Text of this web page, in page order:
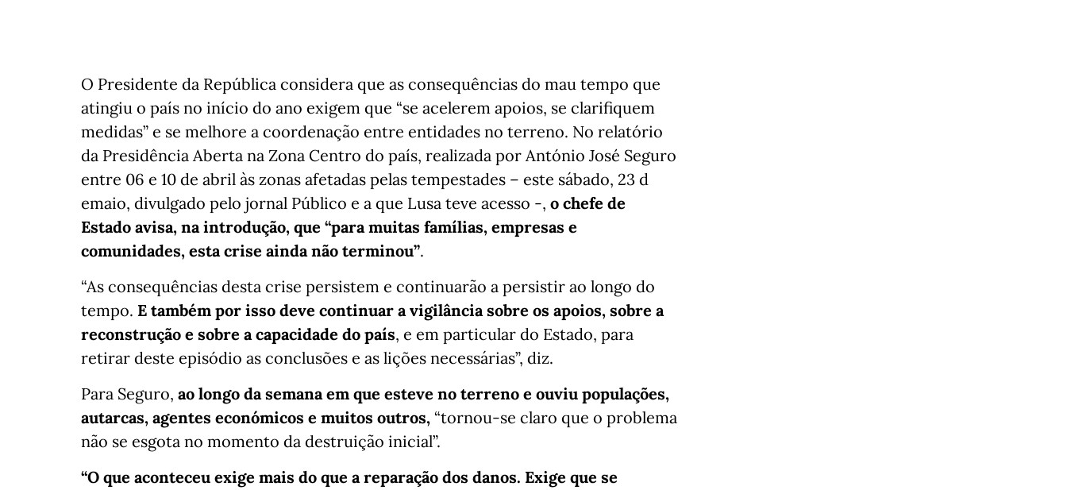
O Presidente da República considera que as consequências do mau tempo que
atingiu o país no início do ano exigem que “se acelerem apoios, se clarifiquem
medidas” e se melhore a coordenação entre entidades no terreno. No relatório
da Presidência Aberta na Zona Centro do país, realizada por António José Seguro
entre 06 e 10 de abril às zonas afetadas pelas tempestades – este sábado, 23 d
emaio, divulgado pelo jornal Público e a que Lusa teve acesso -, o chefe de
Estado avisa, na introdução, que “para muitas famílias, empresas e
comunidades, esta crise ainda não terminou”.
“As consequências desta crise persistem e continuarão a persistir ao longo do
tempo. E também por isso deve continuar a vigilância sobre os apoios, sobre a
reconstrução e sobre a capacidade do país, e em particular do Estado, para
retirar deste episódio as conclusões e as lições necessárias”, diz.
Para Seguro, ao longo da semana em que esteve no terreno e ouviu populações,
autarcas, agentes económicos e muitos outros, “tornou-se claro que o problema
não se esgota no momento da destruição inicial”.
“O que aconteceu exige mais do que a reparação dos danos. Exige que se